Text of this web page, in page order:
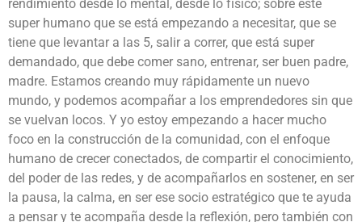
rendimiento desde lo mental, desde lo físico; sobre este
super humano que se está empezando a necesitar, que se
tiene que levantar a las 5, salir a correr, que está super
demandado, que debe comer sano, entrenar, ser buen padre,
madre. Estamos creando muy rápidamente un nuevo
mundo, y podemos acompañar a los emprendedores sin que
se vuelvan locos. Y yo estoy empezando a hacer mucho
foco en la construcción de la comunidad, con el enfoque
humano de crecer conectados, de compartir el conocimiento,
del poder de las redes, y de acompañarlos en sostener, en ser
la pausa, la calma, en ser ese socio estratégico que te ayuda
a pensar y te acompaña desde la reflexión, pero también con